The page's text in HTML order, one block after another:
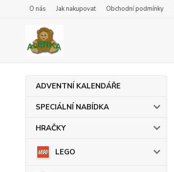
O nás Jak nakupovat Obchodní podmínky
ADVENTNÍ KALENDÁŘE
SPECIÁLNÍ NABÍDKA
HRAČKY
LEGO